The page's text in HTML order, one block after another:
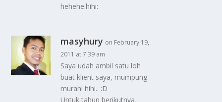
hehehe:hihi:
masyhury on February 19,
2011 at 7:39 am
Saya udah ambil satu loh
buat klient saya, mumpung
murah! hihi.. :D
Untuk tahun berikutnya